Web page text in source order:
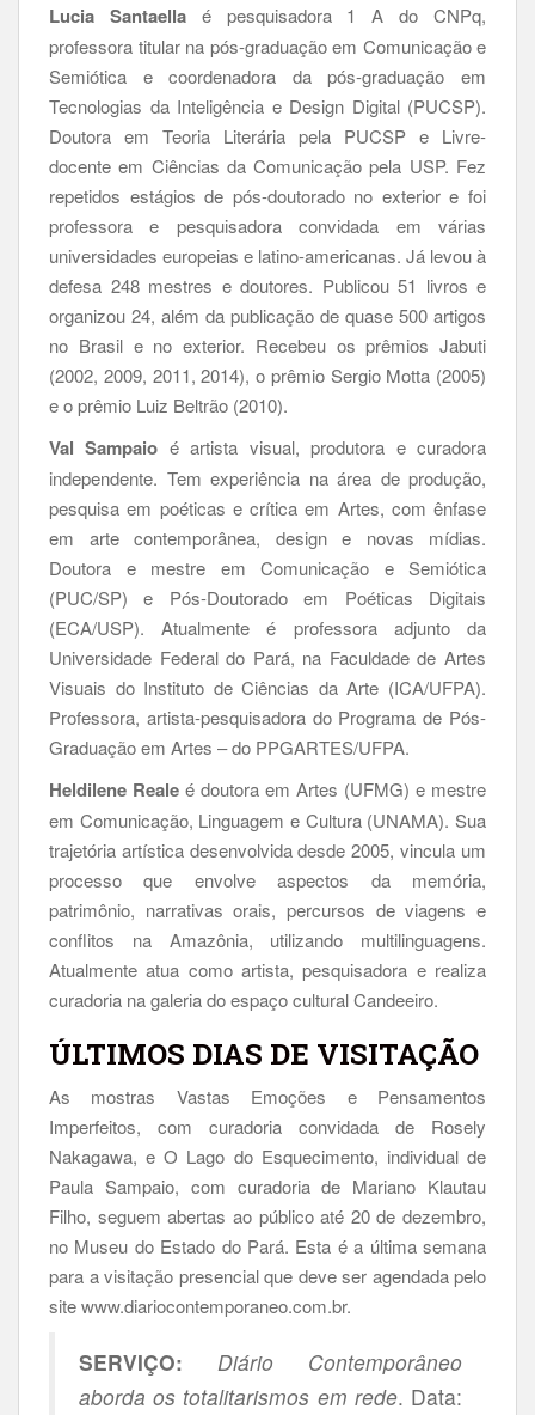
Lucia Santaella é pesquisadora 1 A do CNPq,
professora titular na pós-graduação em Comunicação e
Semiótica e coordenadora da pós-graduação em
Tecnologias da Inteligência e Design Digital (PUCSP).
Doutora em Teoria Literária pela PUCSP e Livre-
docente em Ciências da Comunicação pela USP. Fez
repetidos estágios de pós-doutorado no exterior e foi
professora e pesquisadora convidada em várias
universidades europeias e latino-americanas. Já levou à
defesa 248 mestres e doutores. Publicou 51 livros e
organizou 24, além da publicação de quase 500 artigos
no Brasil e no exterior. Recebeu os prêmios Jabuti
(2002, 2009, 2011, 2014), o prêmio Sergio Motta (2005)
e o prêmio Luiz Beltrão (2010).
Val Sampaio é artista visual, produtora e curadora
independente. Tem experiência na área de produção,
pesquisa em poéticas e crítica em Artes, com ênfase
em arte contemporânea, design e novas mídias.
Doutora e mestre em Comunicação e Semiótica
(PUC/SP) e Pós-Doutorado em Poéticas Digitais
(ECA/USP). Atualmente é professora adjunto da
Universidade Federal do Pará, na Faculdade de Artes
Visuais do Instituto de Ciências da Arte (ICA/UFPA).
Professora, artista-pesquisadora do Programa de Pós-
Graduação em Artes – do PPGARTES/UFPA.
Heldilene Reale é doutora em Artes (UFMG) e mestre
em Comunicação, Linguagem e Cultura (UNAMA). Sua
trajetória artística desenvolvida desde 2005, vincula um
processo que envolve aspectos da memória,
patrimônio, narrativas orais, percursos de viagens e
conflitos na Amazônia, utilizando multilinguagens.
Atualmente atua como artista, pesquisadora e realiza
curadoria na galeria do espaço cultural Candeeiro.
ÚLTIMOS DIAS DE VISITAÇÃO
As mostras Vastas Emoções e Pensamentos
Imperfeitos, com curadoria convidada de Rosely
Nakagawa, e O Lago do Esquecimento, individual de
Paula Sampaio, com curadoria de Mariano Klautau
Filho, seguem abertas ao público até 20 de dezembro,
no Museu do Estado do Pará. Esta é a última semana
para a visitação presencial que deve ser agendada pelo
site www.diariocontemporaneo.com.br.
SERVIÇO: Diário Contemporâneo
aborda os totalitarismos em rede. Data: